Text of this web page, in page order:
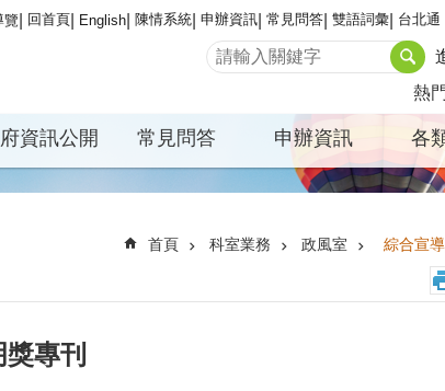
覽 回首頁 English 陳情系統 申辦資訊 常見問答 雙語詞彙 台北通
熱
資訊公開 常見問答 申辦資訊 各
首頁 科室業務 政風室 綜合宣
專刊